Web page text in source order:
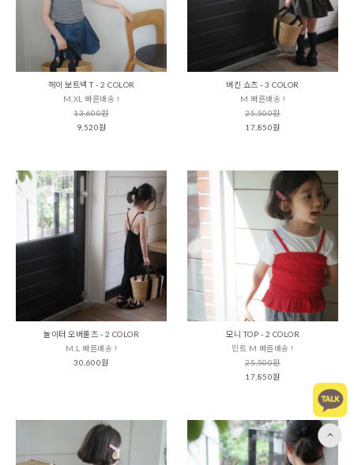
헤이 보트넥 T - 2 COLOR
M,XL 빠른배송 !
13,600원
9,520원
버킨 쇼츠 - 3 COLOR
M 빠른배송 !
25,500원
17,850원
놀이터 오버롤즈 - 2 COLOR
M,L 빠른배송 !
30,600원
모니 TOP - 2 COLOR
민트 M 빠른배송 !
25,500원
17,850원